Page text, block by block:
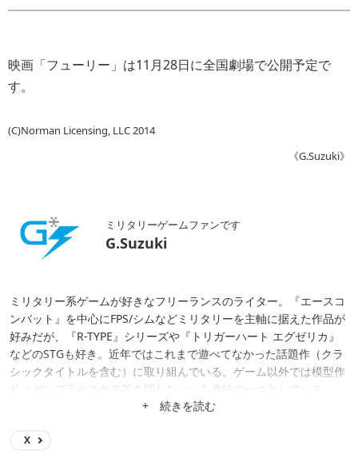
映画「フューリー」は11月28日に全国劇場で公開予定で
す。
(C)Norman Licensing, LLC 2014
《G.Suzuki》
ミリタリーゲームファンです
G.Suzuki
ミリタリー系ゲームが好きなフリーランスのライター。『エースコ
ンバット』を中心にFPS/シムなどミリタリーを主軸に据えた作品が
好みだが、『R-TYPE』シリーズや『トリガーハート エグゼリカ』
などのSTGも好き。近年ではこれまで遊べてなかった話題作（クラ
シックタイトルを含む）に取り組んでいる。ゲーム以外では模型作
り（ガンプラやスケモ等を問わない）を趣味の一つとしている。
+ 続きを読む
X